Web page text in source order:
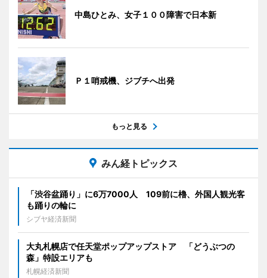
中島ひとみ、女子１００障害で日本新
Ｐ１哨戒機、ジブチへ出発
もっと見る
みん経トピックス
「渋谷盆踊り」に6万7000人 109前に櫓、外国人観光客
も踊りの輪に
シブヤ経済新聞
大丸札幌店で任天堂ポップアップストア 「どうぶつの
森」特設エリアも
札幌経済新聞